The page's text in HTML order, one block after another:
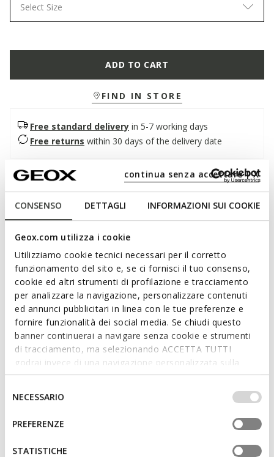
CONSENSO DETTAGLI INFORMAZIONI SUI COOKIE
Geox.com utilizza i cookie
Utilizziamo cookie tecnici necessari per il corretto
funzionamento del sito e, se ci fornisci il tuo consenso,
cookie ed altri strumenti di profilazione e tracciamento
per analizzare la navigazione, personalizzare contenuti
ed annunci pubblicitari in linea con le tue preferenze e
fornire funzionalità dei social media. Se chiudi questo
banner continuerai a navigare senza cookie e strumenti
di tracciamento, ma selezionando ACCETTA TUTTI
godrai invece di una navigazione personalizzata sulla
base dei tuoi gusti ed interessi. Selezionando
IMPOSTAZIONI potrai anche scegliere quali cookies ed
altri strumenti di tracciamento autorizzare. Per maggiori
informazioni o per modificare in qualsiasi momento le
tue impostazioni, visita la nostra
del
consenso
NECESSARIO
PREFERENZE
STATISTICHE
continua senza accettare | X
Select Size
ADD TO CART
FIND IN STORE
Free standard delivery in 5-7 working days
Free returns within 30 days of the delivery date
Description
Men's formal shoe with a refined and timeless design,
cognac leather. Comfortable and breathable, Barberigo is
ideal for enhancing the most sophisticated business looks.
ITEM CODE:U56MBD00043C6610
Features
Lace fastening
Materials